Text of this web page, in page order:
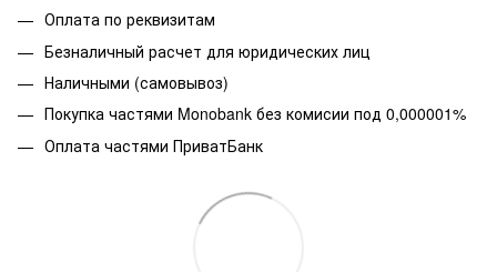
Оплата по реквизитам
Безналичный расчет для юридических лиц
Наличными (самовывоз)
Покупка частями Monobank без комисии под 0,000001%
Оплата частями ПриватБанк